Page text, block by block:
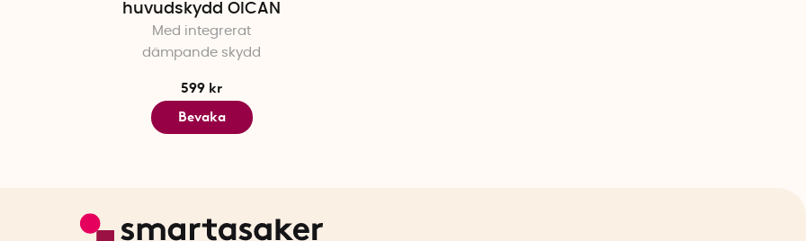
huvudskydd OICAN
Med integrerat
dämpande skydd
599 kr
Bevaka